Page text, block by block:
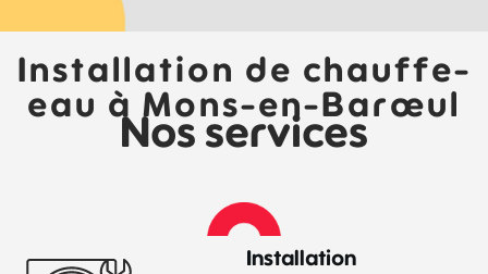
Installation de chauffe-
eau à Mons-en-Barœul
Nos services
Installation